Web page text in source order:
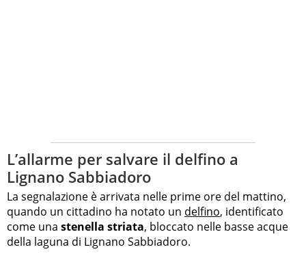
L’allarme per salvare il delfino a
Lignano Sabbiadoro
La segnalazione è arrivata nelle prime ore del mattino,
quando un cittadino ha notato un delfino, identificato
come una stenella striata, bloccato nelle basse acque
della laguna di Lignano Sabbiadoro.